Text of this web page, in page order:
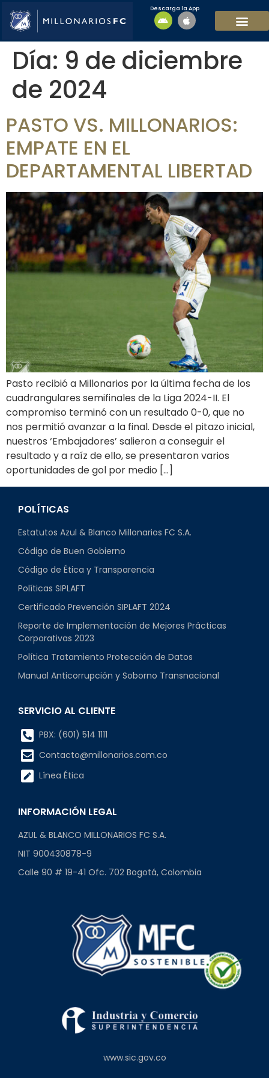
Descarga la App
Día: 9 de diciembre
de 2024
PASTO VS. MILLONARIOS:
EMPATE EN EL
DEPARTAMENTAL LIBERTAD
Pasto recibió a Millonarios por la última fecha de los
cuadrangulares semifinales de la Liga 2024-II. El
compromiso terminó con un resultado 0-0, que no
nos permitió avanzar a la final. Desde el pitazo inicial,
nuestros ‘Embajadores’ salieron a conseguir el
resultado y a raíz de ello, se presentaron varios
oportunidades de gol por medio […]
POLÍTICAS
Estatutos Azul & Blanco Millonarios FC S.A.
Código de Buen Gobierno
Código de Ética y Transparencia
Políticas SIPLAFT
Certificado Prevención SIPLAFT 2024
Reporte de Implementación de Mejores Prácticas
Corporativas 2023
Política Tratamiento Protección de Datos
Manual Anticorrupción y Soborno Transnacional
SERVICIO AL CLIENTE
PBX: (601) 514 1111
Contacto@millonarios.com.co
Línea Ética
INFORMACIÓN LEGAL
AZUL & BLANCO MILLONARIOS FC S.A.
NIT 900430878-9
Calle 90 # 19-41 Ofc. 702 Bogotá, Colombia
www.sic.gov.co